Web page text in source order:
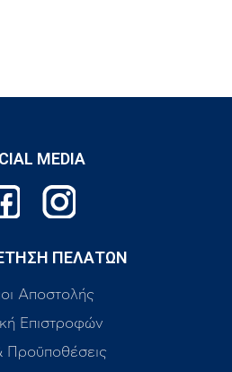
MEDIA
ΠΕΛΑΤΩΝ
Αποστολής
Επιστροφών
Προϋποθέσεις